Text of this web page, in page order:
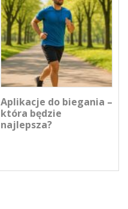
Aplikacje do biegania –
która będzie
najlepsza?